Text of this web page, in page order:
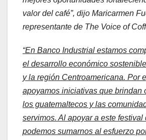
valor del café”, dijo Maricarmen
representante de The Voice of
“En Banco Industrial estamos
el desarrollo económico
y la región Centroamericana. Por
apoyamos iniciativas que brindan
los guatemaltecos y las
servimos. Al apoyar a este festival
podemos sumarnos al esfuerzo